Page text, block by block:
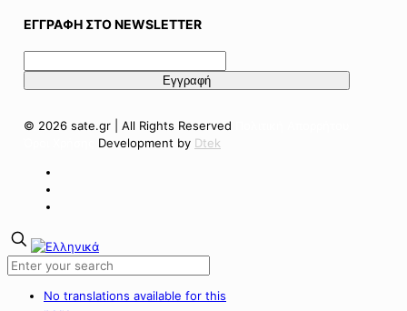
ΕΓΓΡΑΦΗ ΣΤΟ NEWSLETTER
© 2026 sate.gr | All Rights Reserved
Development by Dtek
No translations available for this